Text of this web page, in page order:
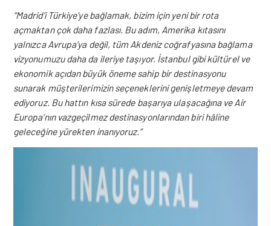
“Madrid’i Türkiye’ye bağlamak, bizim için yeni bir rota
açmaktan çok daha fazlası. Bu adım, Amerika kıtasını
yalnızca Avrupa’ya değil, tüm Akdeniz coğrafyasına bağlama
vizyonumuzu daha da ileriye taşıyor. İstanbul gibi kültürel ve
ekonomik açıdan büyük öneme sahip bir destinasyonu
sunarak müşterilerimizin seçeneklerini genişletmeye devam
ediyoruz. Bu hattın kısa sürede başarıya ulaşacağına ve Air
Europa’nın vazgeçilmez destinasyonlarından biri hâline
geleceğine yürekten inanıyoruz.”